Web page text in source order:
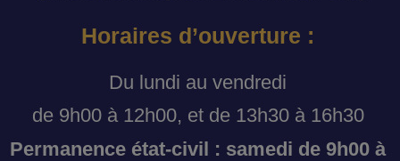
Horaires d’ouverture :
Du lundi au vendredi
de 9h00 à 12h00, et de 13h30 à 16h30
Permanence état-civil : samedi de 9h00 à